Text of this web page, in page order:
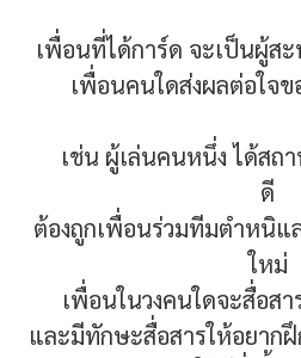
เพื่อนที่ได้การ์ด จะเป็นผู้ส
เพื่อนคนใดส่งผลต่อใจข
เช่น ผู้เล่นคนหนึ่ง ได้สถา
ดี
ต้องถูกเพื่อนร่วมทีมตำหนิแ
ใหม่
เพื่อนในวงคนใดจะสื่อส
และมีทักษะสื่อสารให้อยาก